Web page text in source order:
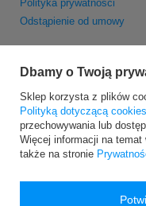
Polityka prywatności
Odstąpienie od umowy
Zarejestruj się
Moje zamówienia
Koszyk
Obserwowane
Newsletter
Dbamy o Twoją
Sklep korzysta z plików
Polityką dotyczącą cookies
przechowywania lub
Więcej informacji na
także na stronie